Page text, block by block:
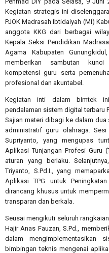
Kegiatan strategis ini
PJOK Madrasah Ibtidaiyah (MI)
anggota KKG dari berbagai
Kepala Seksi Pendidikan
Agama Kabupaten
memberikan sambutan kunci
kompetensi guru serta
profesional dan akuntabel.
Kegiatan inti dalam bimtek
pendalaman sistem digital terbaru
Sajian materi dibagi ke dalam
administratif guru olahraga.
Supriyanto, yang mengupas
Aplikasi Tunjangan Profesi Guru
aturan yang berlaku.
Triyanto, S.Pd.I., yang
Aplikasi TPG untuk
dirancang khusus untuk
transparan dan berkala.
Seusai mengikuti seluruh
Hajir Anas Fauzan, S.Pd.,
dalam mengimplementasikan
bimbingan teknis mengenai